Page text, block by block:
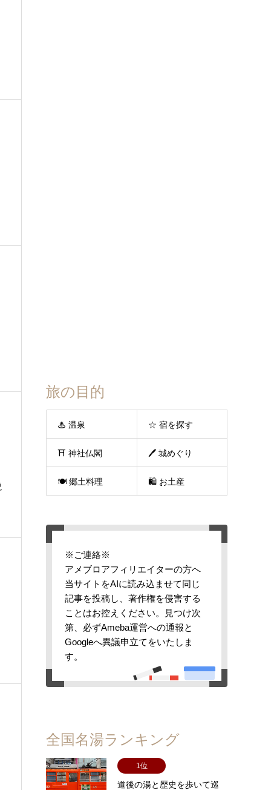
旅の目的
♨ 温泉 ☆ 宿を探す
⛩ 神社仏閣 🖊 城めぐり
🍽 郷土料理 🛍 お土産
※ご連絡※
アメブロアフィリエイターの方へ
当サイトをAIに読み込ませて同じ
記事を投稿し、著作権を侵害する
ことはお控えください。見つけ次
第、必ずAmeba運営への通報と
Googleへ異議申立てをいたしま
す。
全国名湯ランキング
1位
道後の湯と歴史を歩いて巡